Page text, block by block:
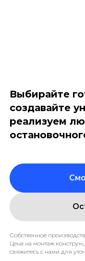
Выбирайте
создавайте
реализуем
Собственное
Цена на монтаж
свяжитесь с нами для